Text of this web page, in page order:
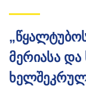
მერიასა